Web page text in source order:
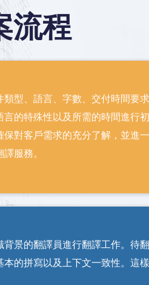
流程
型、語言、字數、交付時間要
的特殊性以及所需的時間進行
對客戶需求的充分了解，並進
服務。
景的翻譯員進行翻譯工作。待
的拼寫以及上下文一致性。這